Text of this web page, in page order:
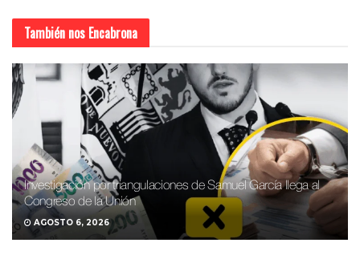
También nos Encabrona
Investigación por triangulaciones de Samuel García llega al
Congreso de la Unión
AGOSTO 6, 2026